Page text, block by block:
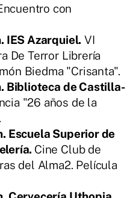
con
IES Azarquiel. VI
De Terror Librería
Biedma "Crisanta".
Biblioteca de Castilla-
"26 años de la
Escuela Superior de
Cine Club de
del Alma2. Película